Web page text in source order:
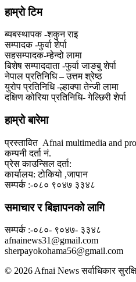
हाम्राे टिम
ब्यबस्थापक -शकुन राइ
सम्पादक -फुर्वा शेर्पा
सहसम्पादक-म्हेन्दो लामा
‍बिशेष सम्पाददाता -फुर्वा जा‌ङबु शेर्पा
नेपाल प्रतिनिधि – उत्तम श्रेष्ठ
युरोप प्रतिनिधि -ल्हाक्पा तेन्जी लामा
दक्षिण कोरिया प्रतिनिधि- गेल्छिरी शेर्पा
हाम्रो बारेमा
प्रस्तावित Afnai multimedia and
कम्पनी दर्ता नं.
प्रेस काउन्सिल दर्ता:
कार्यालय: टोकियो ,जापान
सम्पर्क :-०८० ९०४७ ३३४८
समाचार र बिज्ञापनको लागि
सम्पर्क :-०८०- ९०४७- ३३४८
afnainews31@gmail.com
sherpayokohama56@gmail.com
© 2026 Afnai News सर्वाधिकार